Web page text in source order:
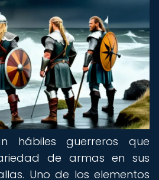
hábiles guerreros que
de armas en sus
Uno de los elementos